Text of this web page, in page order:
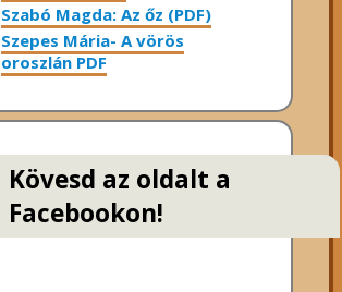
Szabó Magda: Az őz (PDF)
Szepes Mária- A vörös
oroszlán PDF
Kövesd az oldalt a
Facebookon!